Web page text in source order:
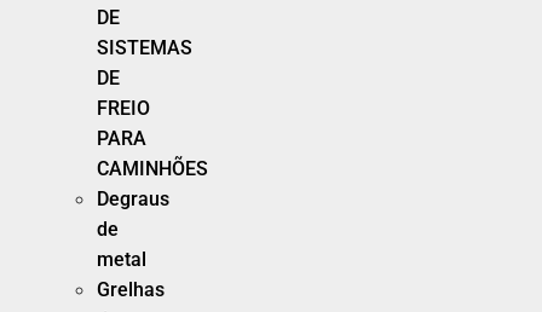
DE
SISTEMAS
DE
FREIO
PARA
CAMINHÕES
Degraus
de
metal
Grelhas